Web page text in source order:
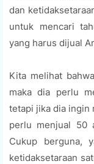
dan
untuk mencari
yang harus dijual
Kita melihat
maka dia perlu
tetapi jika dia ingin
perlu menjual 50
Cukup berguna,
ketidaksetaraan